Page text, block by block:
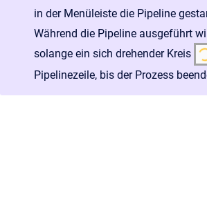
in der Menüleiste die Pipeline
Während die Pipeline ausgeführt
solange ein sich drehender Kreis
Pipelinezeile, bis der Prozess